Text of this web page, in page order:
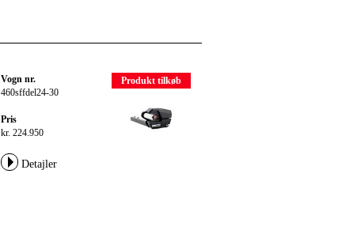
Vogn nr.
460sffdel24-30
Pris
kr. 224.950
Detajler
Produkt tilkøb